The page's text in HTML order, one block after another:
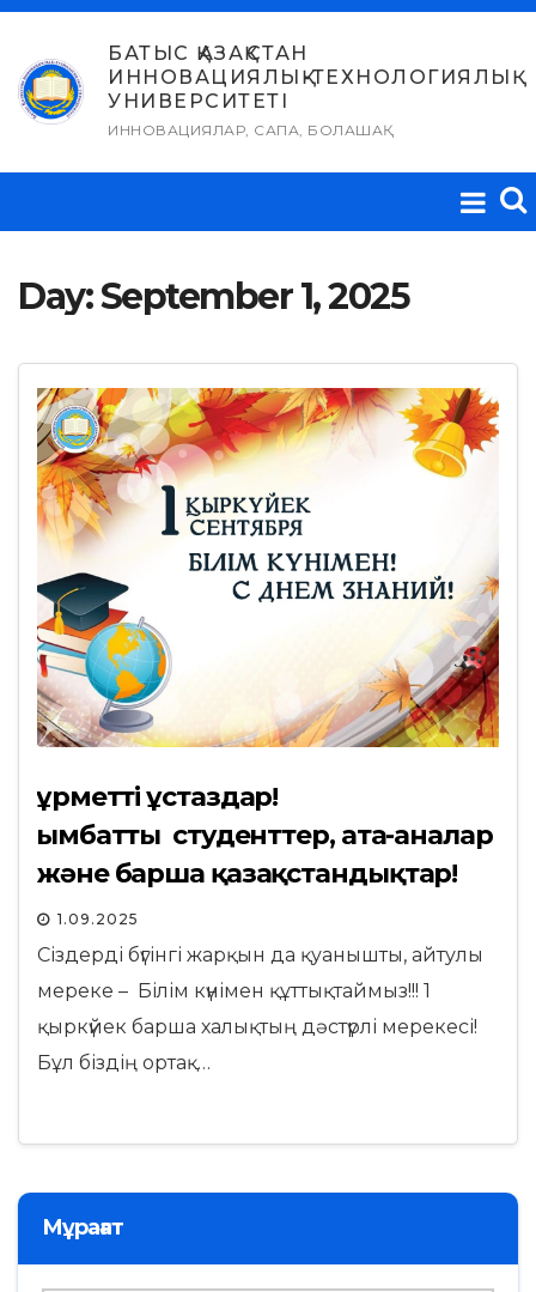
Skip
content
БАТЫС ҚАЗАҚСТАН
ИННОВАЦИЯЛЫҚ-ТЕХНОЛОГИЯЛЫҚ
УНИВЕРСИТЕТІ
ИННОВАЦИЯЛАР, САПА, БОЛАШАҚ
Day:September 1, 2025
Құрметті ұстаздар!
Қымбатты студенттер, ата-аналар
және барша қазақстандықтар!
1.09.2025
Сіздерді бүгінгі жарқын да қуанышты, айтулы
мереке – Білім күнімен құттықтаймыз!!! 1
қыркүйек барша халықтың дәстүрлі мерекесі!
Бұл біздің ортақ…
Мұрағат